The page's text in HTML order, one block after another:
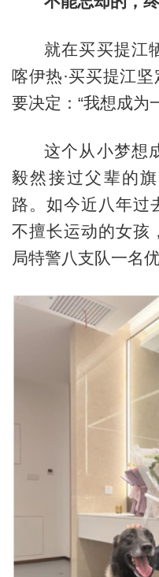
就在买买提江
喀伊热·买买提江
要决定：“我想成为
这个从小梦想
毅然接过父辈的
路。如今近八年过
不擅长运动的女孩
局特警八支队一名